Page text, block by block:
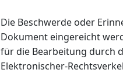
Die Beschwerde oder
Dokument eingereicht
für die Bearbeitung durch
Elektronischer-